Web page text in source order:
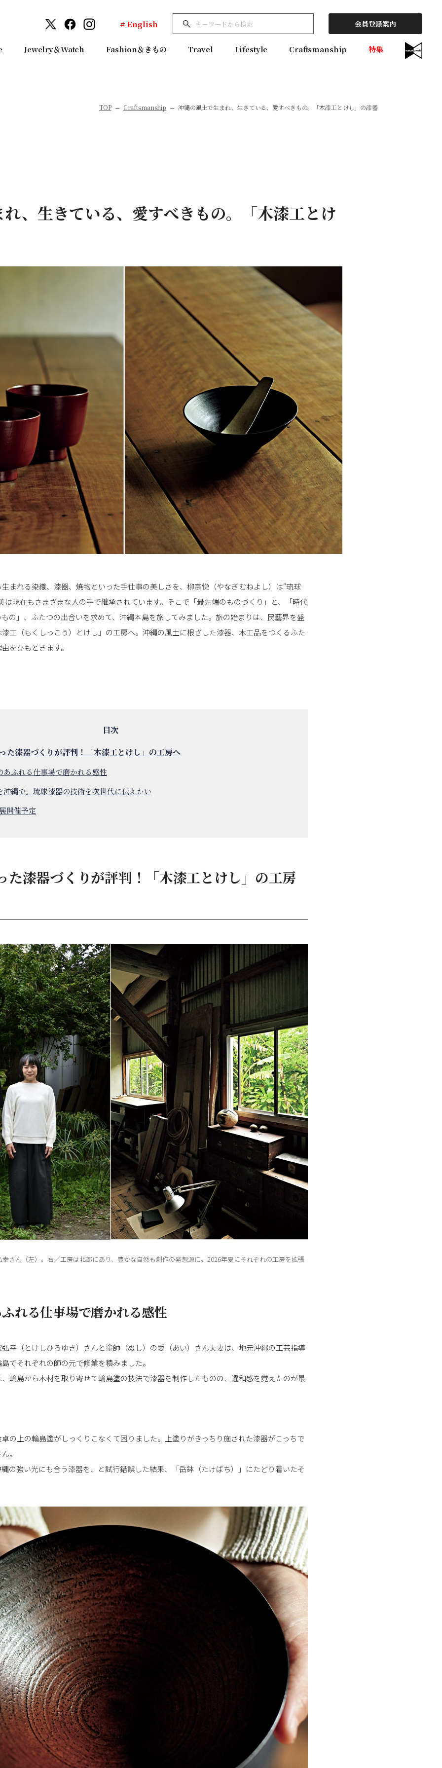
# English 会員登録案内
Jewelry＆Watch Fashion＆きもの Travel Lifestyle Craftsmanship 特集
TOP Craftsmanship 沖縄の風土で生まれ、生きている、愛すべきもの。「木漆工とけし」の漆器
、生きている、愛すべきもの。「木漆工とけ
まれる染織、漆器、焼物といった手仕事の美しさを、柳宗悦（やなぎむねよし）は“琉球
は現在もさまざまな人の手で継承されています。そこで「最先端のものづくり」と、「時代
の」、ふたつの出合いを求めて、沖縄本島を旅してみました。旅の始まりは、民藝界を盛
工（もくしっこう）とけし」の工房へ。沖縄の風土に根ざした漆器、木工品をつくるふた
をひもときます。
た漆器づくりが評判！「木漆工とけし」の工房へ
あふれる仕事場で磨かれる感性
沖縄で。琉球漆器の技術を次世代に伝えたい
開催予定
た漆器づくりが評判！「木漆工とけし」の工房
さん（左）。右／工房は北部にあり、豊かな自然も創作の発想源に。2026年夏にそれぞれの工房を拡張
れる仕事場で磨かれる感性
幸（とけしひろゆき）さんと塗師（ぬし）の愛（あい）さん夫妻は、地元沖縄の工芸指導
でそれぞれの師の元で修業を積みました。
輪島から木材を取り寄せて輪島塗の技法で漆器を制作したものの、違和感を覚えたのが最
の上の輪島塗がしっくりこなくて困りました。上塗りがきっちり施された漆器がこっちで
。
の強い光にも合う漆器を、と試行錯誤した結果、「岳鉢（たけばち）」にたどり着いたそ